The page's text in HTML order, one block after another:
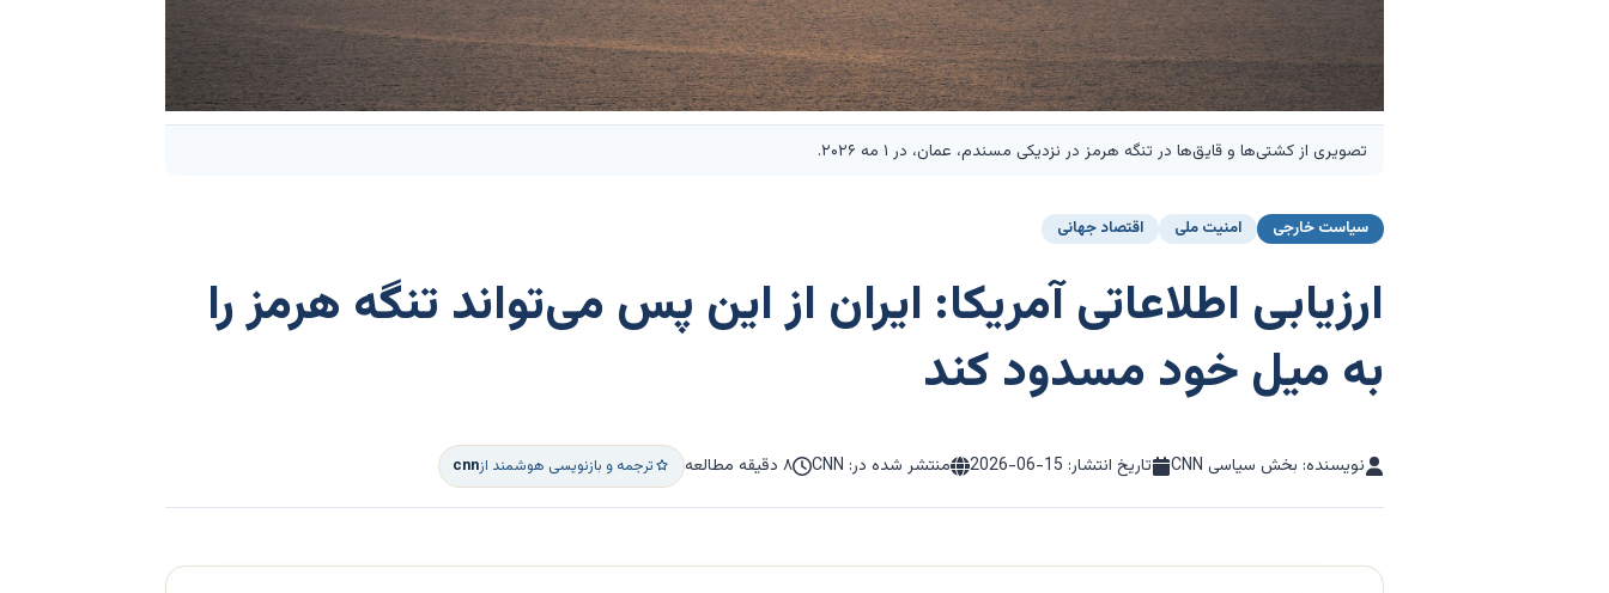
تصویری از کشتی‌ها و قایق‌ها در تنگه هرمز در نزدیکی مسندم، عمان، در ۱ مه ۲۰۲۶.
سیاست خارجی امنیت ملی اقتصاد جهانی
ارزیابی اطلاعاتی آمریکا: ایران از این پس می‌تواند تنگه هرمز را
به میل خود مسدود کند
نویسنده: بخش سیاسی CNN تاریخ انتشار: 2026-06-15 منتشر شده در: CNN ۸ دقیقه مطالعه ترجمه و بازنویسی هوشمند ازcnn